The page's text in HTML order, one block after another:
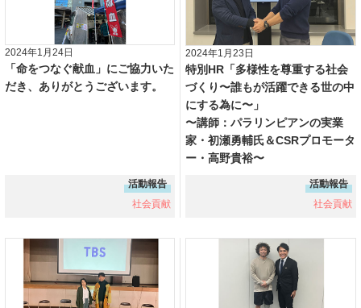
2024年1月24日
「命をつなぐ献血」にご協力いた
だき、ありがとうございます。
活動報告
社会貢献
2024年1月23日
特別HR「多様性を尊重する社会
づくり〜誰もが活躍できる世の中
にする為に〜」
〜講師：パラリンピアンの実業
家・初瀬勇輔氏＆CSRプロモータ
ー・高野貴裕〜
活動報告
社会貢献